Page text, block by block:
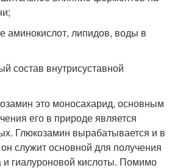
аминокислот, липидов, воды в
состав внутрисуставной
это моносахарид, основным
его в природе является
Глюкозамин вырабатывается и в
служит основной для получения
и гиалуроновой кислоты. Помимо